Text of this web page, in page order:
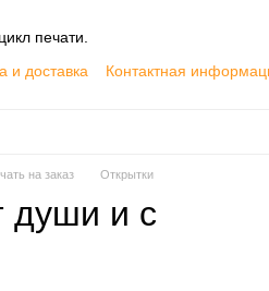
печати.
и доставка Контактная
на заказ Открытки
души и с